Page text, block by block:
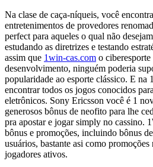
Na clase de caça-níqueis, você
entretenimentos de provedores
perfect para aqueles o qual não
estudando as diretrizes e testando
assim que 1win-cas.com o ciberesporte
desenvolvimento, ninguém poderia
popularidade ao esporte clássico. E na
encontrar todos os jogos conocidos
eletrônicos. Sony Ericsson você é 1
generosos bônus de neofito para lhe
pra apostar e jogar simply no cassino.
bônus e promoções, incluindo bônus
usuários, bastante asi como
jogadores ativos.